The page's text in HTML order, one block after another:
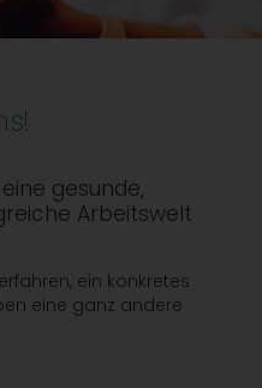
gesunde,
Arbeitswelt
ein konkretes
eine ganz andere